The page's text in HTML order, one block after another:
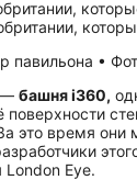
павильона •
— башня i360,
это время
London Eye.